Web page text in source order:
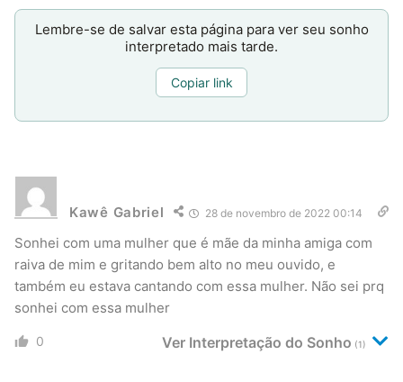
Lembre-se de salvar esta página para ver seu sonho
interpretado mais tarde.
Copiar link
Kawê Gabriel 28 de novembro de 2022 00:14
Sonhei com uma mulher que é mãe da minha amiga com
raiva de mim e gritando bem alto no meu ouvido, e
também eu estava cantando com essa mulher. Não sei prq
sonhei com essa mulher
0 Ver Interpretação do Sonho (1)